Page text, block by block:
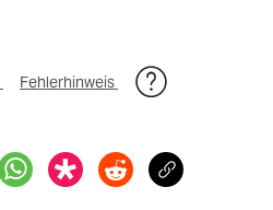
Fehlerhinweis